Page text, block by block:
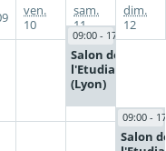
09:00 - 17:00
Salon de
l'Etudiant
(Lyon)
09:00 -
Salon
ven.
10
sam.
11
dim.
12